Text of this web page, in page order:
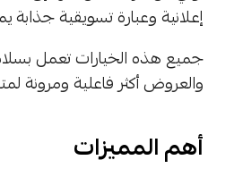
إعلانية وعبارة تسويقية
جميع هذه الخيارات تعمل
والعروض أكثر فاعلية ومرونة
أهم المميزات